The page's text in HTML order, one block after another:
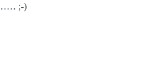
…… ;-)